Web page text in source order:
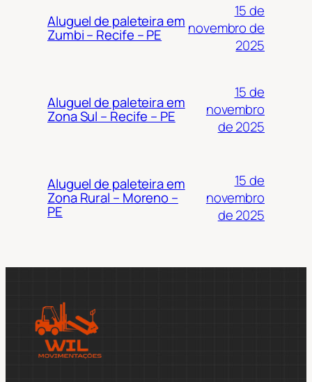
Aluguel de paleteira em
Zumbi – Recife – PE
15 de
novembro de
2025
Aluguel de paleteira em
Zona Sul – Recife – PE
15 de
novembro
de 2025
Aluguel de paleteira em
Zona Rural – Moreno –
PE
15 de
novembro
de 2025